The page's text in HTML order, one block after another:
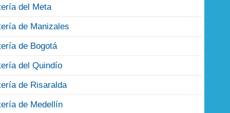
del Meta
de Manizales
de Bogotá
del Quindío
de Risaralda
de Medellín